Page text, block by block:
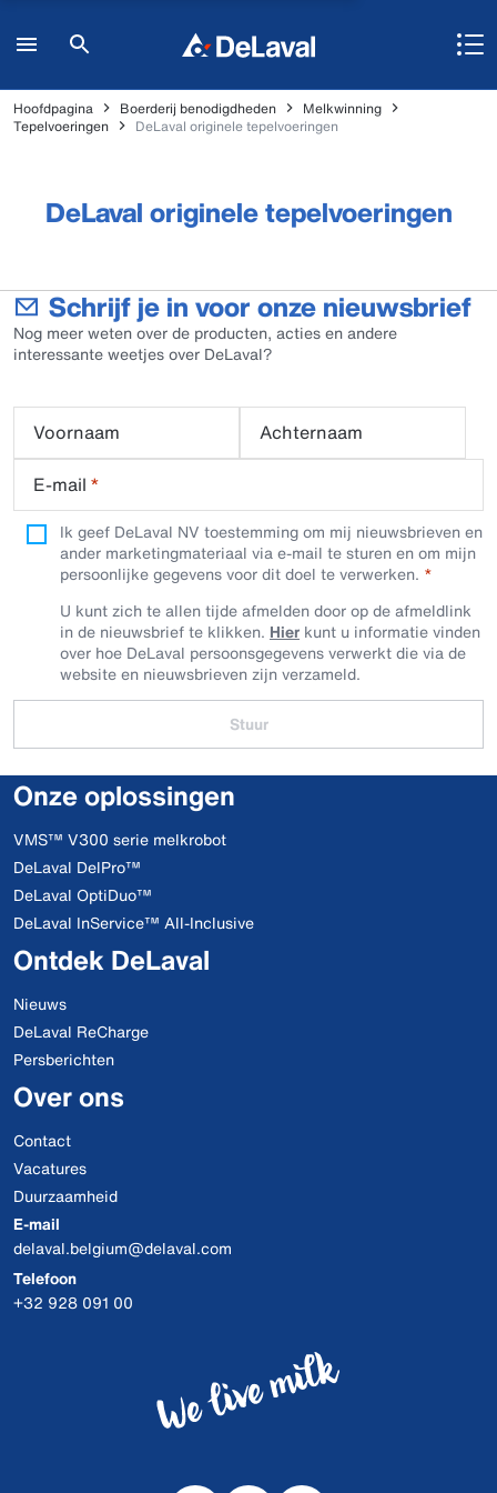
Hoofdpagina Boerderij benodigdheden
Melkwinning
Tepelvoeringen
DeLaval originele tepelvoeringen
DeLaval originele tepelvoeringen
Schrijf je in voor onze nieuwsbrief
Nog meer weten over de producten, acties en andere
interessante weetjes over DeLaval?
Voornaam
Achternaam
E-mail *
Ik geef DeLaval NV toestemming om mij nieuwsbrieven en
ander marketingmateriaal via e-mail te sturen en om mijn
persoonlijke gegevens voor dit doel te verwerken.
U kunt zich te allen tijde afmelden door op de afmeldlink
in de nieuwsbrief te klikken. Hier kunt u informatie vinden
over hoe DeLaval persoonsgegevens verwerkt die via de
website en nieuwsbrieven zijn verzameld.
Stuur
Onze oplossingen
VMS™ V300 serie melkrobot
DeLaval DelPro™
DeLaval OptiDuo™
DeLaval InService™ All-Inclusive
Ontdek DeLaval
Nieuws
DeLaval ReCharge
Persberichten
Over ons
Contact
Vacatures
Duurzaamheid
E-mail
delaval.belgium@delaval.com
Telefoon
+32 928 091 00